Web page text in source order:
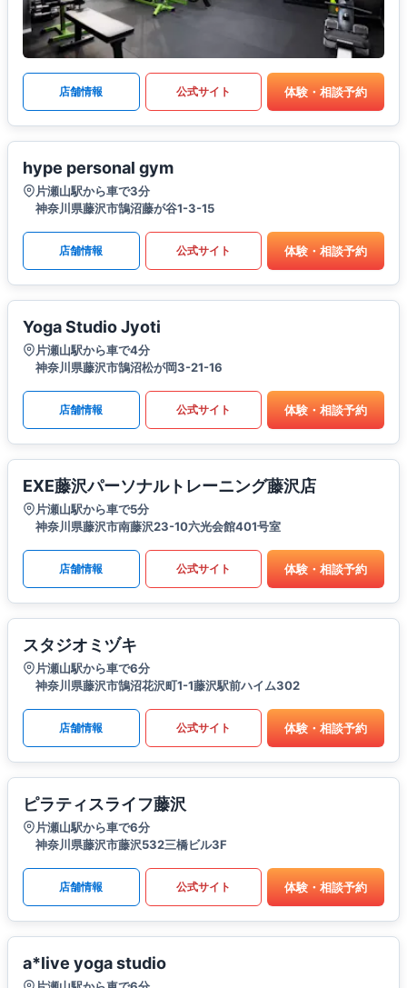
店舗情報 公式サイト 体験・相談予約
hype personal gym
片瀬山駅から車で3分
神奈川県藤沢市鵠沼藤が谷1-3-15
店舗情報 公式サイト 体験・相談予約
Yoga Studio Jyoti
片瀬山駅から車で4分
神奈川県藤沢市鵠沼松が岡3-21-16
店舗情報 公式サイト 体験・相談予約
EXE藤沢パーソナルトレーニング藤沢店
片瀬山駅から車で5分
神奈川県藤沢市南藤沢23-10六光会館401号室
店舗情報 公式サイト 体験・相談予約
スタジオミヅキ
片瀬山駅から車で6分
神奈川県藤沢市鵠沼花沢町1-1藤沢駅前ハイム302
店舗情報 公式サイト 体験・相談予約
ピラティスライフ藤沢
片瀬山駅から車で6分
神奈川県藤沢市藤沢532三橋ビル3F
店舗情報 公式サイト 体験・相談予約
a*live yoga studio